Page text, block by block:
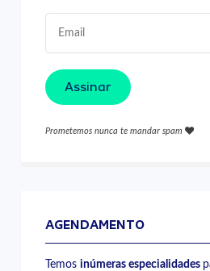
Assinar
Prometemos nunca te mandar spam
AGENDAMENTO
Temosinúmeras especialidades